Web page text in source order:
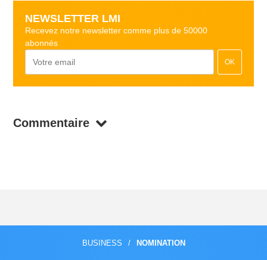
NEWSLETTER LMI
Recevez notre newsletter comme plus de 50000
abonnés
OK
Commentaire
BUSINESS / NOMINATION